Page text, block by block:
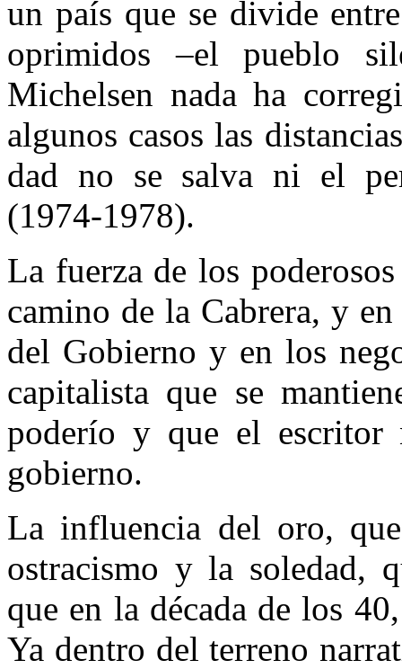
un país que se divi­de
oprimidos –el pueblo
Michelsen nada ha
algunos casos las
dad no se salva ni el
(1974-1978).
La fuerza de los
camino de la Cabrera, y
del Gobierno y en los
capitalista que se
poderío y que el escritor
gobierno.
La influencia del oro,
ostracismo y la soledad,
que en la década de los
Ya dentro del terreno